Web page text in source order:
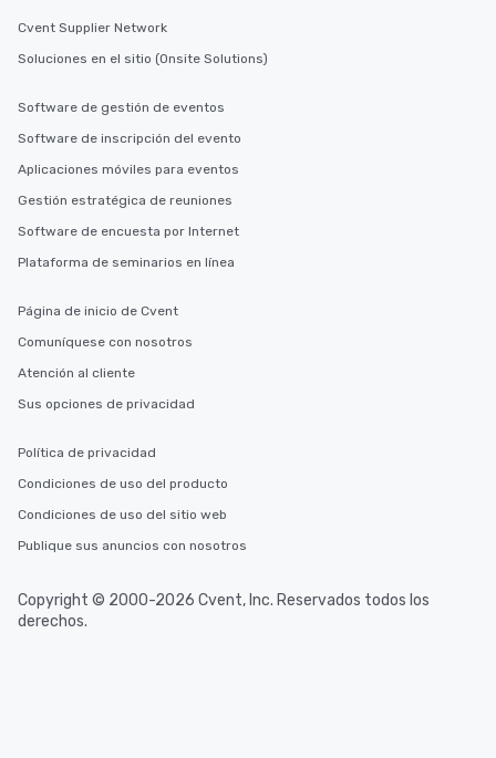
Cvent Supplier Network
Soluciones en el sitio (Onsite Solutions)
Software de gestión de eventos
Software de inscripción del evento
Aplicaciones móviles para eventos
Gestión estratégica de reuniones
Software de encuesta por Internet
Plataforma de seminarios en línea
Página de inicio de Cvent
Comuníquese con nosotros
Atención al cliente
Sus opciones de privacidad
Política de privacidad
Condiciones de uso del producto
Condiciones de uso del sitio web
Publique sus anuncios con nosotros
Copyright © 2000-2026 Cvent, Inc. Reservados todos los
derechos.